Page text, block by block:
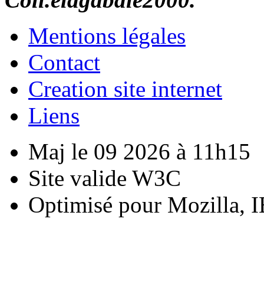
Mentions légales
Contact
Creation site internet
Liens
Maj le 09 2026 à 11h15
Site valide W3C
Optimisé pour Mozilla,